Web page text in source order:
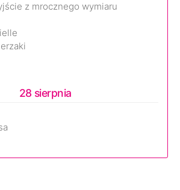
z mrocznego wymiaru
28 sierpnia